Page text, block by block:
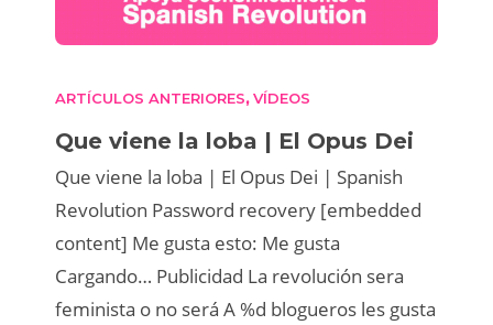
ARTÍCULOS ANTERIORES, VÍDEOS
Que viene la loba | El Opus Dei
Que viene la loba | El Opus Dei | Spanish
Revolution Password recovery [embedded
content] Me gusta esto: Me gusta
Cargando… Publicidad La revolución sera
feminista o no será A %d blogueros les gusta